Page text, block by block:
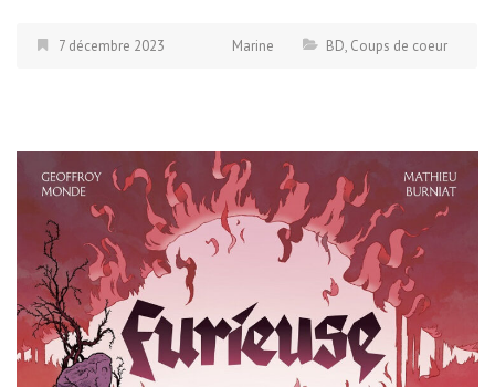
7 décembre 2023 Marine BD, Coups de coeur